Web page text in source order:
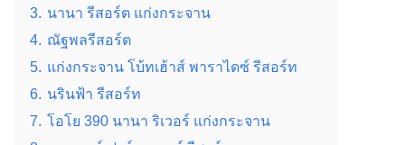
3. นานา รีสอร์ต แก่งกระจาน
4. ณัฐพลรีสอร์ต
5. แก่งกระจาน โบ้ทเฮ้าส์ พาราไดซ์ รีสอร์ท
6. นรินฟ้า รีสอร์ท
7. โอโย 390 นานา ริเวอร์ แก่งกระจาน